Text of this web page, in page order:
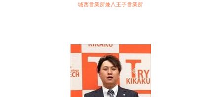
城西営業所兼八王子営業所